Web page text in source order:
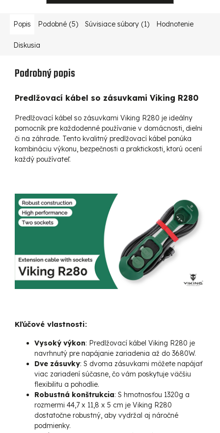
Popis Podobné (5) Súvisiace súbory (1) Hodnotenie
Diskusia
Podrobný popis
Predlžovací kábel so zásuvkami Viking R280
Predlžovací kábel so zásuvkami Viking R280 je ideálny
pomocník pre každodenné používanie v domácnosti, dielni
či na záhrade. Tento kvalitný predlžovací kábel ponúka
kombináciu výkonu, bezpečnosti a praktickosti, ktorú ocení
každý používateľ.
Kľúčové vlastnosti:
Vysoký výkon: Predlžovací kábel Viking R280 je
navrhnutý pre napájanie zariadenia až do 3680W.
Dve zásuvky: S dvoma zásuvkami môžete napájať
viac zariadení súčasne, čo vám poskytuje väčšiu
flexibilitu a pohodlie.
Robustná konštrukcia: S hmotnosťou 1320g a
rozmermi 44,7 x 11,8 x 5 cm je Viking R280
dostatočne robustný, aby vydržal aj náročné
podmienky.